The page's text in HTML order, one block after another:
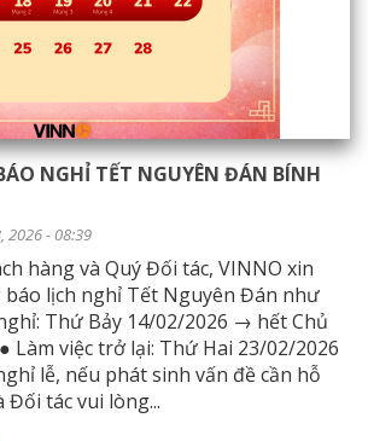
NGHỈ TẾT NGUYÊN ĐÁN BÍNH
2026 - 08:39
hàng và Quý Đối tác, VINNO xin
lịch nghỉ Tết Nguyên Đán như
Thứ Bảy 14/02/2026 → hết Chủ
Làm việc trở lại: Thứ Hai 23/02/2026
lễ, nếu phát sinh vấn đề cần hỗ
Đối tác vui lòng...